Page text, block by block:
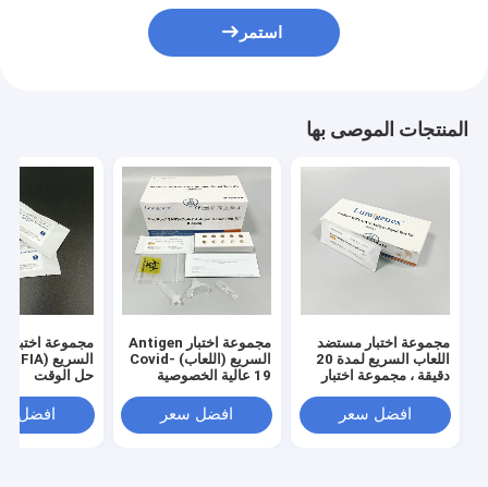
استمر
المنتجات الموصى بها
مجموعة اختبار مستضد
اللعاب السريع لمدة 20
دقيقة ، مجموعة اختبار
افضل سعر
مجموعة اختبار Antigen
السريع (اللعاب) Covid-
19 عالية الخصوصية
افضل سعر
حل الوقت
افضل